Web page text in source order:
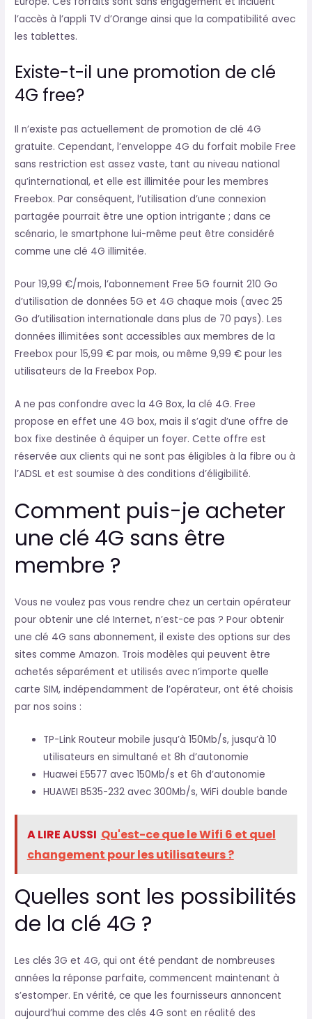
l’accès à l’appli TV d’Orange ainsi que la compatibilité avec
les tablettes.
Existe-t-il une promotion de clé
4G free?
Il n’existe pas actuellement de promotion de clé 4G
gratuite. Cependant, l’enveloppe 4G du forfait mobile Free
sans restriction est assez vaste, tant au niveau national
qu’international, et elle est illimitée pour les membres
Freebox. Par conséquent, l’utilisation d’une connexion
partagée pourrait être une option intrigante ; dans ce
scénario, le smartphone lui-même peut être considéré
comme une clé 4G illimitée.
Pour 19,99 €/mois, l’abonnement Free 5G fournit 210 Go
d’utilisation de données 5G et 4G chaque mois (avec 25
Go d’utilisation internationale dans plus de 70 pays). Les
données illimitées sont accessibles aux membres de la
Freebox pour 15,99 € par mois, ou même 9,99 € pour les
utilisateurs de la Freebox Pop.
A ne pas confondre avec la 4G Box, la clé 4G. Free
propose en effet une 4G box, mais il s’agit d’une offre de
box fixe destinée à équiper un foyer. Cette offre est
réservée aux clients qui ne sont pas éligibles à la fibre ou à
l’ADSL et est soumise à des conditions d’éligibilité.
Comment puis-je acheter
une clé 4G sans être
membre ?
Vous ne voulez pas vous rendre chez un certain opérateur
pour obtenir une clé Internet, n’est-ce pas ? Pour obtenir
une clé 4G sans abonnement, il existe des options sur des
sites comme Amazon. Trois modèles qui peuvent être
achetés séparément et utilisés avec n’importe quelle
carte SIM, indépendamment de l’opérateur, ont été choisis
par nos soins :
TP-Link Routeur mobile jusqu’à 150Mb/s, jusqu’à 10
utilisateurs en simultané et 8h d’autonomie
Huawei E5577 avec 150Mb/s et 6h d’autonomie
HUAWEI B535-232 avec 300Mb/s, WiFi double bande
A LIRE AUSSI Qu'est-ce que le Wifi 6 et quel
changement pour les utilisateurs ?
Quelles sont les possibilités
de la clé 4G ?
Les clés 3G et 4G, qui ont été pendant de nombreuses
années la réponse parfaite, commencent maintenant à
s’estomper. En vérité, ce que les fournisseurs annoncent
aujourd’hui comme des clés 4G sont en réalité des